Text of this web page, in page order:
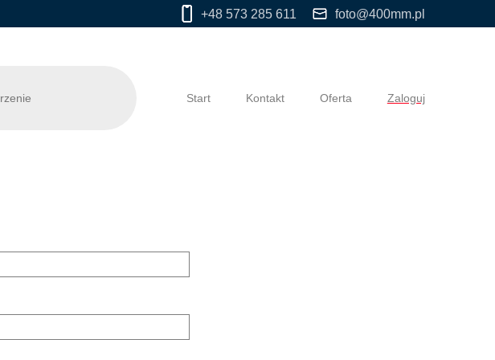
+48 573 285 611 foto@400mm.pl
Start Kontakt Oferta Zaloguj